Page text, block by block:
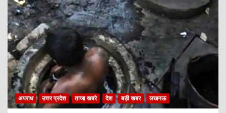
अपराध उत्तर प्रदेश ताजा खबरे देश बड़ी खबर लखनऊ